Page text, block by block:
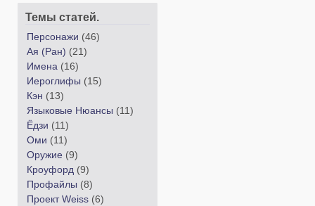
Темы статей.
Персонажи (46)
Ая (Ран) (21)
Имена (16)
Иероглифы (15)
Кэн (13)
Языковые Нюансы (11)
Ёдзи (11)
Оми (11)
Оружие (9)
Кроуфорд (9)
Профайлы (8)
Проект Weiss (6)